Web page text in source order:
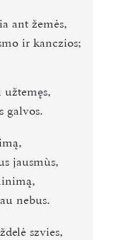
ant žemės,
ir kanczios;
užtemęs,
galvos.
jausmùs,
nebus.
szvies,